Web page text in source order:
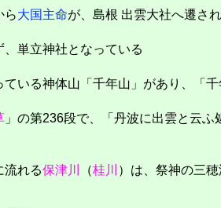
ら大国主命が、島根 出雲大社へ遷さ
単立神社となっている
いる神体山「千年山」があり、「千
」の第236段で、「丹波に出雲と云
流れる保津川 （桂川
）は、祭神の三